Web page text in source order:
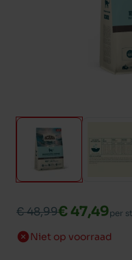
€ 48,99€ 47,49per
Niet op voorraad